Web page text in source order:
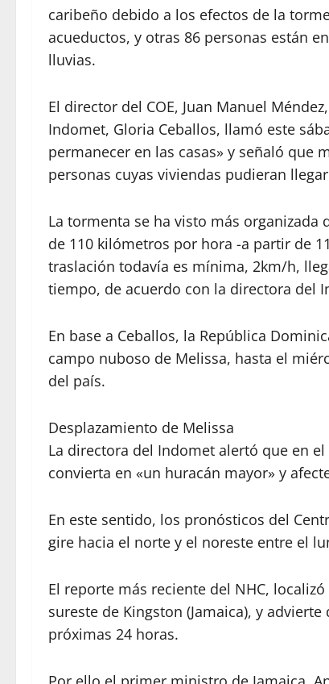
caribeño debido a los efectos de la
acueductos, y otras 86 personas están
lluvias.
El director del COE, Juan Manuel
Indomet, Gloria Ceballos, llamó este
permanecer en las casas» y señaló que
personas cuyas viviendas pudieran
La tormenta se ha visto más
de 110 kilómetros por hora -a partir de
traslación todavía es mínima, 2km/h,
tiempo, de acuerdo con la directora del
En base a Ceballos, la República
campo nuboso de Melissa, hasta el
del país.
Desplazamiento de Melissa
La directora del Indomet alertó que en
convierta en «un huracán mayor» y
En este sentido, los pronósticos del
gire hacia el norte y el noreste entre el
El reporte más reciente del NHC,
sureste de Kingston (Jamaica), y
próximas 24 horas.